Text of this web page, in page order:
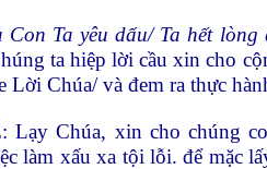
Con Ta yêu dấu/ Ta hết
ta hiệp lời cầu xin cho
Lời Chúa/ và đem ra thực
Lạy Chúa, xin cho chúng
làm xấu xa tội lỗi. để mặc